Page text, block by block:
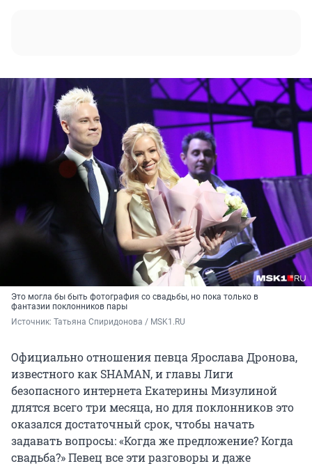
Это могла бы быть фотография со свадьбы, но пока только в
фантазии поклонников пары
Источник: Татьяна Спиридонова / MSK1.RU
Официально отношения певца Ярослава Дронова,
известного как SHAMAN, и главы Лиги
безопасного интернета Екатерины Мизулиной
длятся всего три месяца, но для поклонников это
оказался достаточный срок, чтобы начать
задавать вопросы: «Когда же предложение? Когда
свадьба?» Певец все эти разговоры и даже